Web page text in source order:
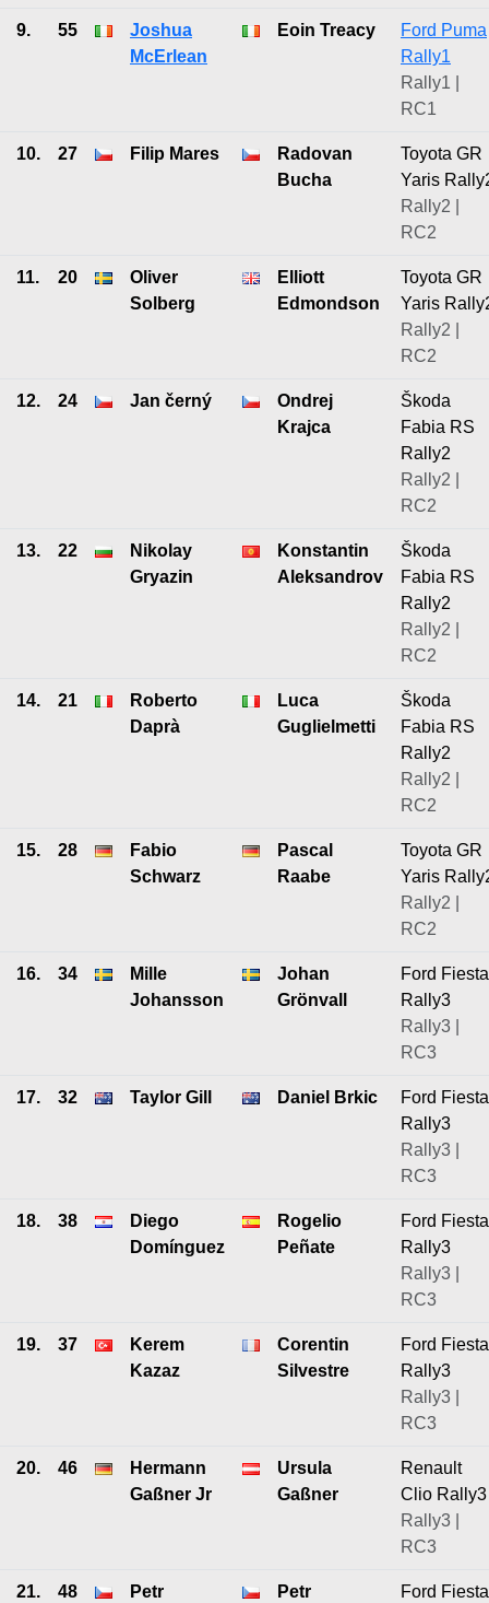
9. 55
Joshua
McErlean
Eoin Treacy
Ford Puma
Rally1
Rally1 |
RC1
10. 27 Filip Mares
Radovan
Bucha
Toyota GR
Yaris
Rally2 |
RC2
11. 20
Oliver
Solberg
Elliott
Edmondson
Toyota GR
Yaris
Rally2 |
RC2
12. 24 Jan černý
Ondrej
Krajca
Škoda
Fabia RS
Rally2
Rally2 |
RC2
13. 22
Nikolay
Gryazin
Konstantin
Aleksandrov
Škoda
Fabia RS
Rally2
Rally2 |
RC2
14. 21
Roberto
Daprà
Luca
Guglielmetti
Škoda
Fabia RS
Rally2
Rally2 |
RC2
15. 28
Fabio
Schwarz
Pascal
Raabe
Toyota GR
Yaris
Rally2 |
RC2
16. 34
Mille
Johansson
Johan
Grönvall
Ford Fiesta
Rally3
Rally3 |
RC3
17. 32 Taylor Gill Daniel Brkic
Ford Fiesta
Rally3
Rally3 |
RC3
18. 38
Diego
Domínguez
Rogelio
Peñate
Ford Fiesta
Rally3
Rally3 |
RC3
19. 37
Kerem
Kazaz
Corentin
Silvestre
Ford Fiesta
Rally3
Rally3 |
RC3
20. 46
Hermann
Gaßner Jr
Ursula
Gaßner
Renault
Clio Rally3
Rally3 |
RC3
21. 48
Petr
Petr
Ford Fiesta